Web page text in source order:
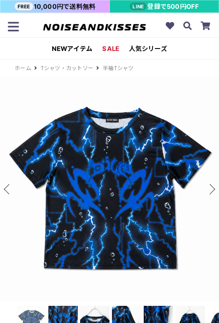
FREE 10,000円で送料無料 LINE 登録で500円OFF
NEWアイテム SALE 人気シリーズ
ホーム Tシャツ・カットソー 半袖Tシャツ